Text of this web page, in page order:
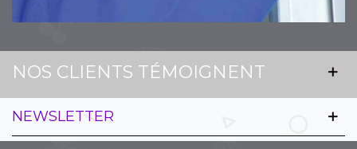
NOS CLIENTS TÉMOIGNENT
NEWSLETTER